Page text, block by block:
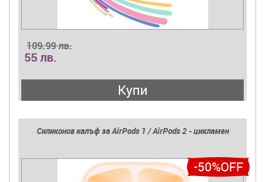
109.99 лв.
55 лв.
Купи
Силиконов калъф за AirPods 1 / AirPods 2 - цикламен
-50%OFF